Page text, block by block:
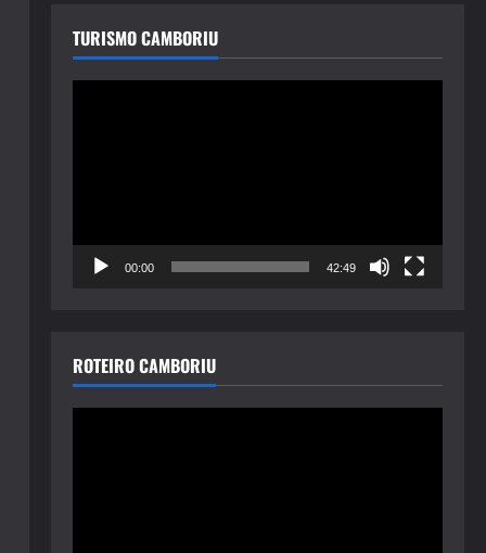
TURISMO CAMBORIU
00:00 42:49
ROTEIRO CAMBORIU